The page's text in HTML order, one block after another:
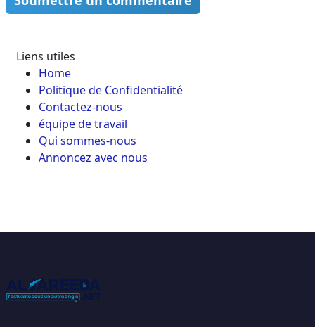
Liens utiles
Home
Politique de Confidentialité
Contactez-nous
équipe de travail
Qui sommes-nous
Annoncez avec nous